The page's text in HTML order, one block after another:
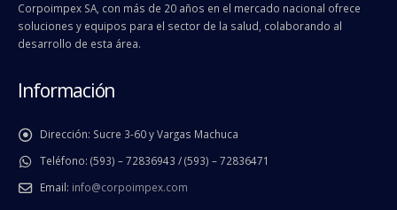
Corpoimpex SA, con más de 20 años en el mercado nacional ofrece
soluciones y equipos para el sector de la salud, colaborando al
desarrollo de esta área.
Información
Dirección: Sucre 3-60 y Vargas Machuca
Teléfono: (593) – 72836943 / (593) – 72836471
Email: info@corpoimpex.com